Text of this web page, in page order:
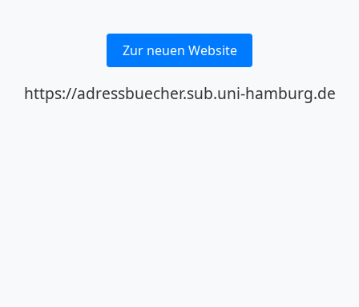
Zur neuen Website
https://adressbuecher.sub.uni-hamburg.de